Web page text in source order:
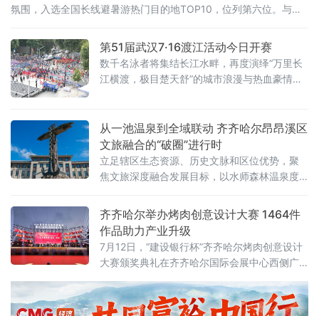
氛围，入选全国长线避暑游热门目的地TOP10，位列第六位。与此
双上榜，让“避暑胜地·清凉龙江”的品牌在这个夏天格外耀眼。“天然
空调”是最硬核的底牌当全国多地持续“炙烤”模式，哈尔滨的清凉堪
称
第51届武汉7·16渡江活动今日开赛
数千名泳者将集结长江水畔，再度演绎“万里长
江横渡，极目楚天舒”的城市浪漫与热血豪情。
性与全民参与性。参赛选手均在武昌汉阳门1号
明口码头下水，个人抢渡长江挑战赛至汉阳南
岸嘴起水，全程游程约1800米，经过十
从一池温泉到全域联动 齐齐哈尔昂昂溪区
文旅融合的“破圈”进行时
立足辖区生态资源、历史文脉和区位优势，聚
焦文旅深度融合发展目标，以水师森林温泉度
赛事、涉外交流、历史街区、文物遗址多元文
旅资源，破除单点运营、季节受限、业态分散
发展瓶颈，探索特色化、全季节、全域化文旅
融合发展新路径，推动辖区文旅产业从单点景
区提质向全域业态联动升级，激活区域文
齐齐哈尔举办烤肉创意设计大赛 1464件
作品助力产业升级
7月12日，“建设银行杯”齐齐哈尔烤肉创意设计
大赛颁奖典礼在齐齐哈尔国际会展中心西侧广
共收到有效参赛作品1464件，旨在通过创意设
计赋能烤肉产业，推动本土品牌提质升级。地